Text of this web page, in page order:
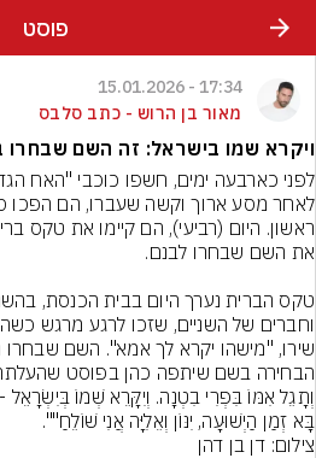
פוסט
17:34 - 15.01.2026
מאור בן הרוש - כתב סלבס
ויקרא שמו בישראל: זה השם שבחרו
בָּא זְמַן הַיְשׁוּעָה, יִנּוֹן וְאֵלִיָּה אֲנִי שׁוֹלֵחַ"".
צילום: דן בן דהן